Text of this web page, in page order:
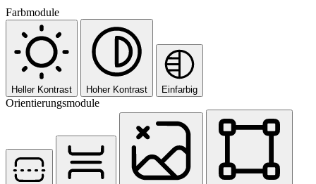
Farbmodule
Heller Kontrast Hoher Kontrast Einfarbig
Orientierungsmodule